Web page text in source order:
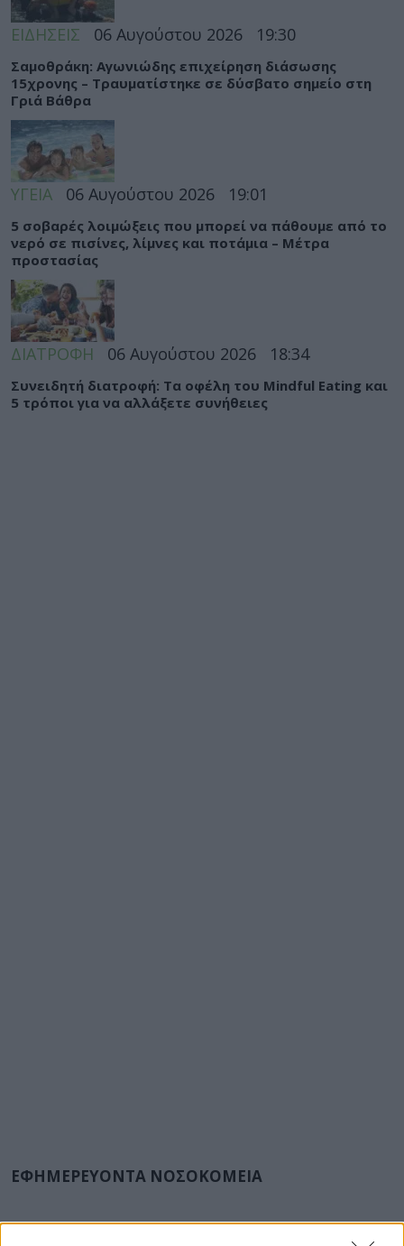
ΕΙΔΗΣΕΙΣ 06 Αυγούστου 2026 19:30
Σαμοθράκη: Αγωνιώδης επιχείρηση διάσωσης
15χρονης – Τραυματίστηκε σε δύσβατο σημείο στη
Γριά Βάθρα
ΥΓΕΙΑ 06 Αυγούστου 2026 19:01
5 σοβαρές λοιμώξεις που μπορεί να πάθουμε από το
νερό σε πισίνες, λίμνες και ποτάμια – Μέτρα
προστασίας
ΔΙΑΤΡΟΦΗ 06 Αυγούστου 2026 18:34
Συνειδητή διατροφή: Τα οφέλη του Mindful Eating και
5 τρόποι για να αλλάξετε συνήθειες
ΕΦΗΜΕΡΕΥΟΝΤΑ ΝΟΣΟΚΟΜΕΙΑ